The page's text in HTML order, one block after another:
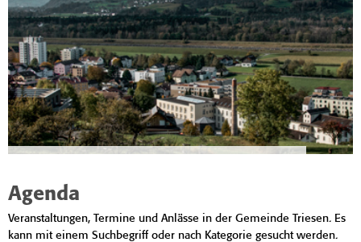
Agenda
Veranstaltungen, Termine und Anlässe in der Gemeinde Triesen. Es
kann mit einem Suchbegriff oder nach Kategorie gesucht werden.